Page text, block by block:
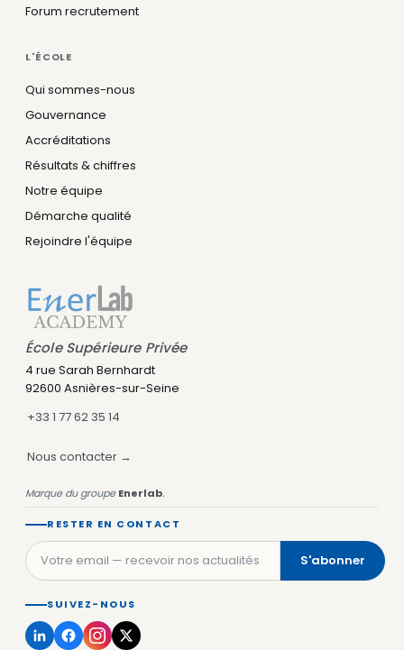
Forum recrutement
L'ÉCOLE
Qui sommes-nous
Gouvernance
Accréditations
Résultats & chiffres
Notre équipe
Démarche qualité
Rejoindre l'équipe
École Supérieure Privée
4 rue Sarah Bernhardt
92600 Asnières-sur-Seine
+33 1 77 62 35 14
Nous contacter →
Marque du groupeEnerlab.
RESTER EN CONTACT
S'abonner
SUIVEZ-NOUS